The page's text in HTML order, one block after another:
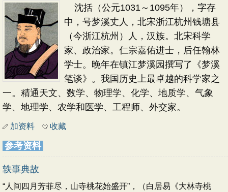
沈括（公元1031～1095年），字存
中，号梦溪丈人，北宋浙江杭州钱塘县
（今浙江杭州）人，汉族。北宋科学
家、政治家。仁宗嘉佑进士，后任翰林
学士。晚年在镇江梦溪园撰写了《梦溪
笔谈》。我国历史上最卓越的科学家之
一。精通天文、数学、物理学、化学、地质学、气象
学、地理学、农学和医学、工程师、外交家。
加资料 收藏
参考资料
轶事典故
“人间四月芳菲尽，山寺桃花始盛开”，（白居易《大林寺桃